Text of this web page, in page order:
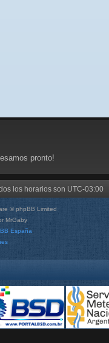
pronto!
los horarios son UTC-03:00
© phpBB Limited
MrGaby
España